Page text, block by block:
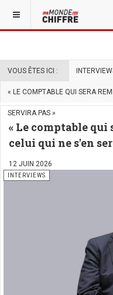
VOUS ÊTES ICI :
« LE COMPTABLE QUI SERA
SERVIRA PAS »
« Le comptable qui
celui qui ne s'en
12 JUIN 2026
INTERVIEWS